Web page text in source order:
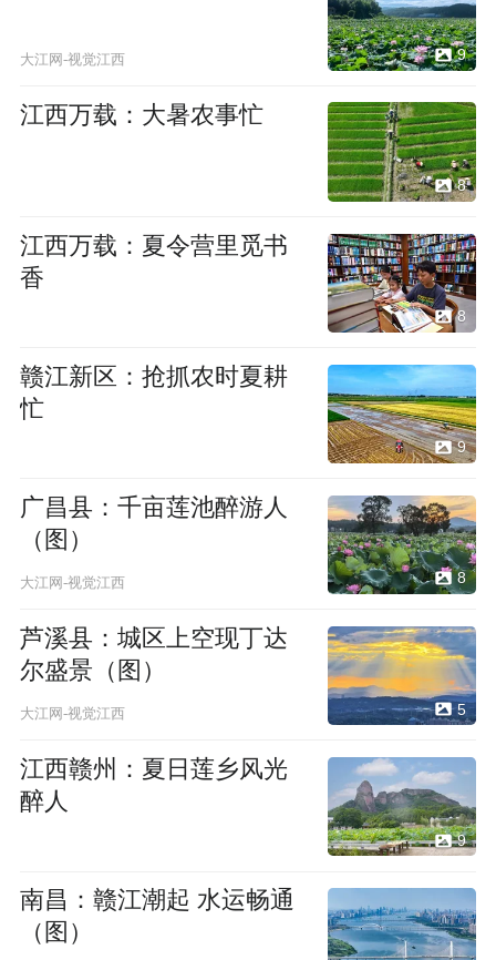
大江网-视觉江西 9
江西万载：大暑农事忙
8
江西万载：夏令营里觅书
香
8
赣江新区：抢抓农时夏耕
忙
9
广昌县：千亩莲池醉游人
（图）
大江网-视觉江西 8
芦溪县：城区上空现丁达
尔盛景（图）
大江网-视觉江西 5
江西赣州：夏日莲乡风光
醉人
9
南昌：赣江潮起 水运畅通
（图）